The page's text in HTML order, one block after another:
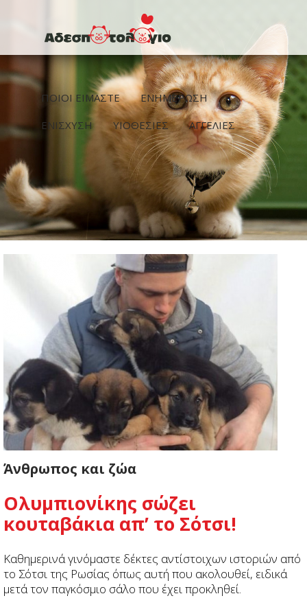
ΠΟΙΟΙ ΕΙΜΑΣΤΕ
ΕΝΗΜΕΡΩΣΗ
ΕΝΙΣΧΥΣΗ
ΥΙΟΘΕΣΙΕΣ ΑΓΓΕΛΙΕΣ
Άνθρωπος και ζώα
Ολυμπιονίκης σώζει
κουταβάκια απ’ το Σότσι!
Καθημερινά γινόμαστε δέκτες αντίστοιχων ιστοριών από
το Σότσι της Ρωσίας όπως αυτή που ακολουθεί, ειδικά
μετά τον παγκόσμιο σάλο που έχει προκληθεί.